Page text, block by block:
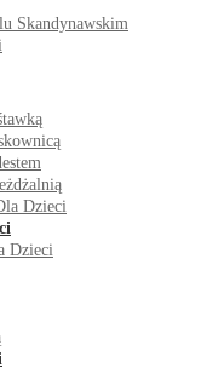
Skandynawskim
Dzieci
Dzieci